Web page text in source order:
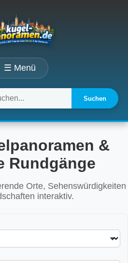
☰ Menü
Suchen
&
Rundgänge
Orte, Sehenswürdigkeiten
interaktiv.